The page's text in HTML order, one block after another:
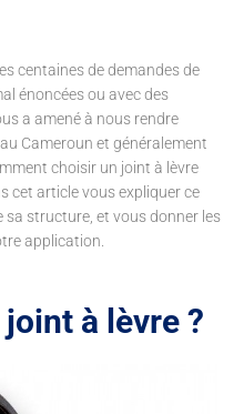
centaines de demandes de
énoncées ou avec des
a amené à nous rendre
Cameroun et généralement
choisir un joint à lèvre
cet article vous expliquer ce
sa structure, et vous donner les
application.
joint à lèvre ?